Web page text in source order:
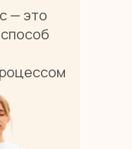
— это